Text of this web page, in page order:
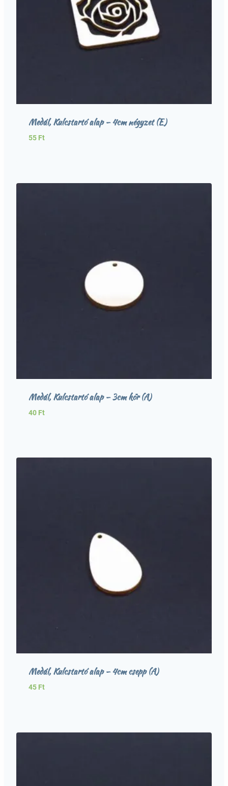
Medál, Kulcstartó alap – 4cm négyzet (E)
55 Ft
Medál, Kulcstartó alap – 3cm kör (A)
40 Ft
Medál, Kulcstartó alap – 4cm csepp (A)
45 Ft